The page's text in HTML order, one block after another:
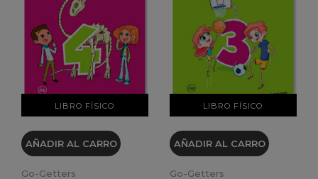
LIBRO FÍSICO
VER DETALLES
AÑADIR AL CARRO
Go-Getters
LIBRO FÍSICO
VER DETALLES
AÑADIR AL CARRO
Go-Getters